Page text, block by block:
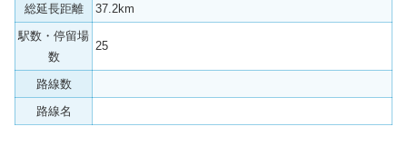
総延長距離
37.2km
駅数・停留場
数
25
路線数
路線名